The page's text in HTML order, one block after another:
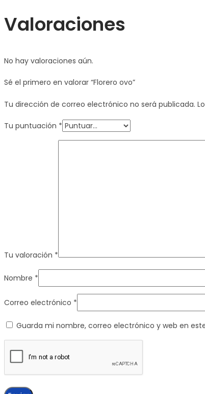
Valoraciones
No hay valoraciones aún.
Sé el primero en valorar “Florero ovo”
Tu dirección de correo electrónico no será publicada.
Tu puntuación *
Tu valoración *
Nombre *
Correo electrónico *
Guarda mi nombre, correo electrónico y web en